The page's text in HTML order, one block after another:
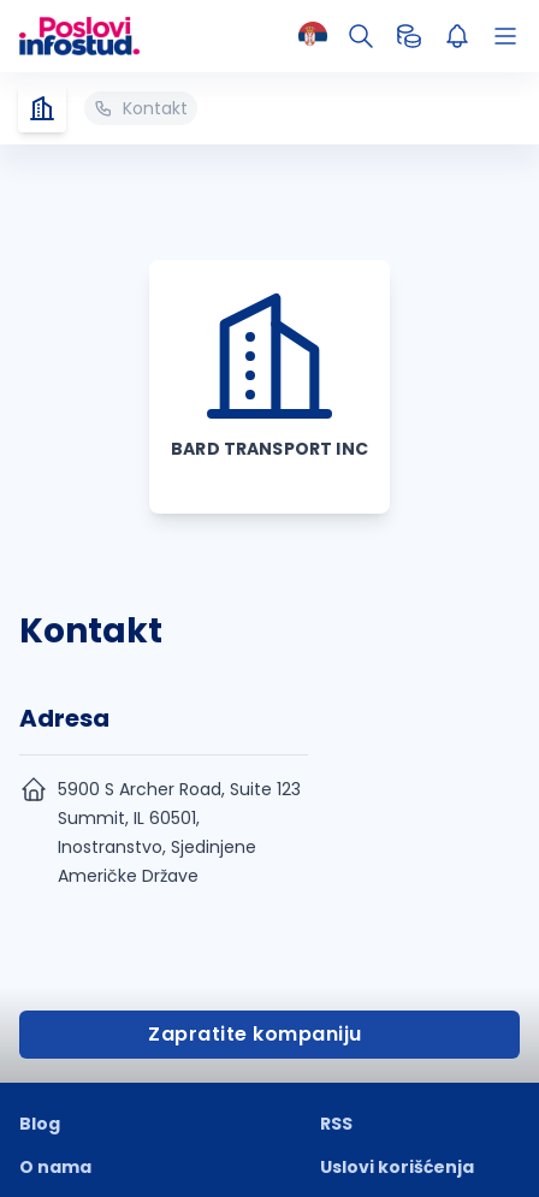
Kontakt
BARD TRANSPORT INC
Kontakt
Adresa
5900 S Archer Road, Suite 123
Summit, IL 60501,
Inostranstvo, Sjedinjene
Američke Države
Zapratite kompaniju
Blog
O nama
RSS
Uslovi korišćenja